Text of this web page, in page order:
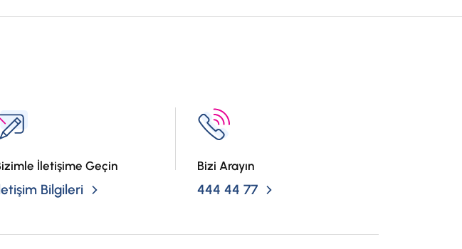
İletişime Geçin
Bilgileri
Bizi Arayın
444 44 77